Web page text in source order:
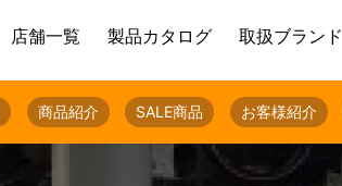
店舗一覧 製品カタログ 取扱ブランド
商品紹介 SALE商品 お客様紹介